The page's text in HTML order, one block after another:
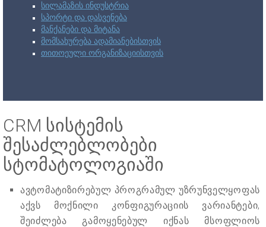
სილამაზის ინდუსტრია
სპორტი და დასვენება
მანქანები და მიტანა
მომსახურება ადამიანებისთვის
თითოეული ორგანიზაციისთვის
CRM სისტემის
შესაძლებლობები
სტომატოლოგიაში
ავტომატიზირებულ პროგრამულ უზრუნველყოფას
აქვს მოქნილი კონფიგურაციის ვარიანტები,
შეიძლება გამოყენებულ იქნას მსოფლიოს